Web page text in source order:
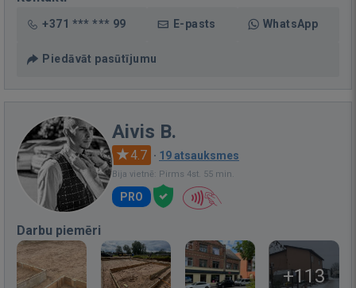
+371 *** *** 99 E-pasts WhatsApp
Piedāvāt pasūtījumu
Aivis B.
4.7 · 19 atsauksmes
Bija vietnē: Pirms 4st. 55 min.
PRO
Darbu piemēri
+113